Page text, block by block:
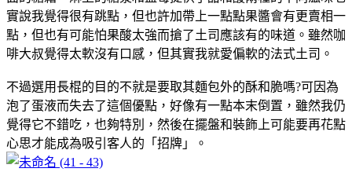
實說我覺得很有跳點，但也許加帶上一點點果醬會有更賣相一
點，但也有可能怕果酸太強而搶了土司應該有的味道。雖然咖
啡大叔覺得太軟沒有口感，但其實我就愛偏軟的法式土司。
不過選用長棍的目的不就是要取其麵包外的酥和脆嗎?可因為
泡了蛋液而失去了這個優點，好像有一點本末倒置，雖然我仍
覺得它不錯吃，也夠特別，然後在擺盤和裝飾上可能要再花點
心思才能成為吸引客人的「招牌」。